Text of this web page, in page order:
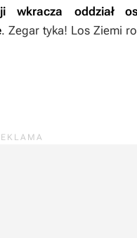
oddział
. Zegar tyka! Los Ziemi